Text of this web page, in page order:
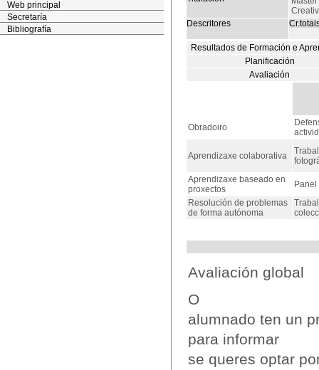
Web principal
Secretaría
Bibliografía
Descritores
Resultados de Formación e
Planificación
Avaliación
Obradoiro
Aprendizaxe colaborativa
Aprendizaxe baseado en
proxectos
Resolución de problemas
de forma autónoma
Avaliación global
O
alumnado ten un
para informar
se queres optar